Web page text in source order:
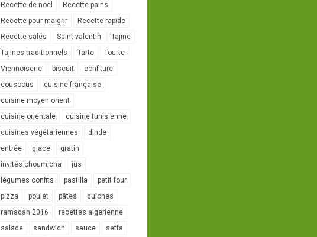
Recette de noel
Recette pains
Recette pour maigrir
Recette rapide
Recette salés
Saint valentin
Tajine
Tajines traditionnels
Tarte
Tourte
Viennoiserie
biscuit
confiture
couscous
cuisine française
cuisine moyen orient
cuisine orientale
cuisine tunisienne
cuisines végétariennes
dinde
entrée
glace
gratin
invités choumicha
jus
légumes confits
pastilla
petit four
pizza
poulet pâtes
quiches
ramadan 2016
recettes algerienne
salade
sandwich sauce
seffa